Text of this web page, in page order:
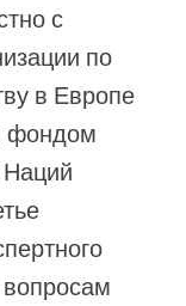
с
по
в Европе
фондом